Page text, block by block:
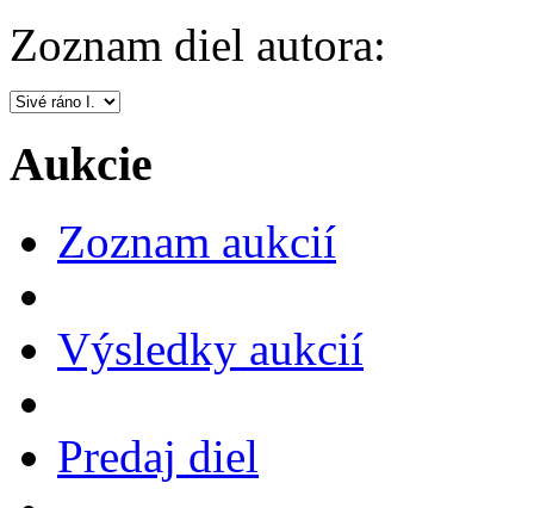
Zoznam diel autora:
Aukcie
Zoznam aukcií
Výsledky aukcií
Predaj diel